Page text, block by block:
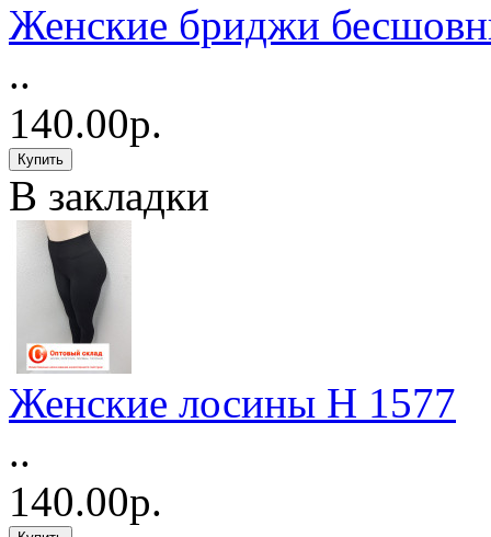
Женские бриджи
..
140.00р.
В закладки
Женские лосины Н 1577
..
140.00р.